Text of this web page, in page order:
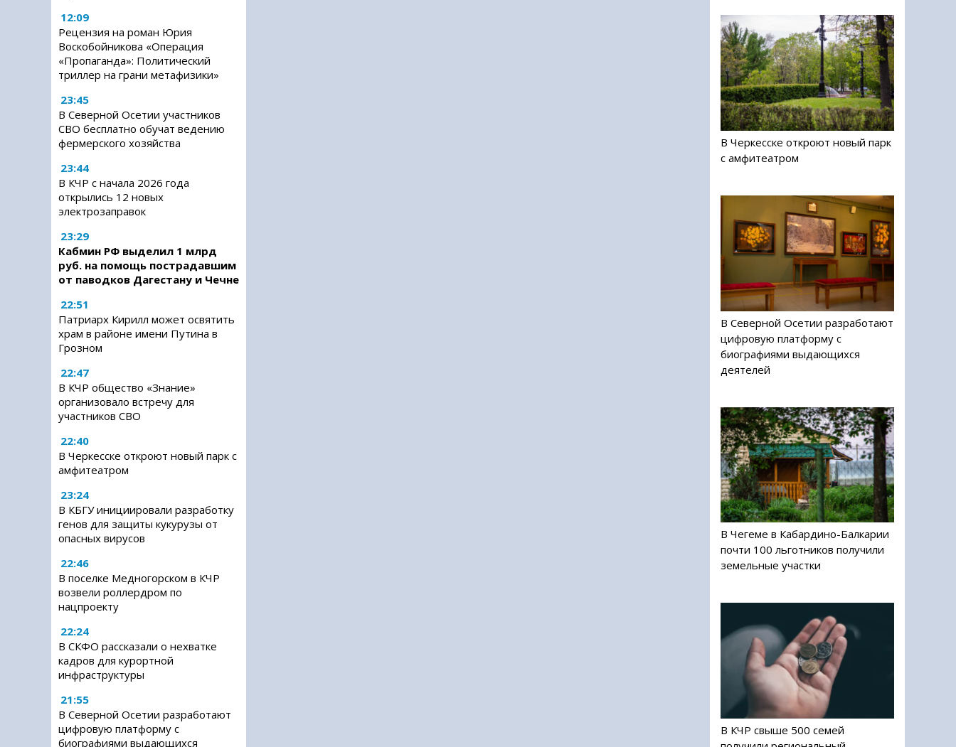
12:09
Рецензия на роман Юрия
Воскобойникова «Операция
«Пропаганда»: Политический
триллер на грани метафизики»
23:45
В Северной Осетии участников
СВО бесплатно обучат ведению
фермерского хозяйства
23:44
В КЧР с начала 2026 года
открылись 12 новых
электрозаправок
23:29
Кабмин РФ выделил 1 млрд
руб. на помощь пострадавшим
от паводков Дагестану и Чечне
22:51
Патриарх Кирилл может освятить
храм в районе имени Путина в
Грозном
22:47
В КЧР общество «Знание»
организовало встречу для
участников СВО
22:40
В Черкесске откроют новый парк с
амфитеатром
23:24
В КБГУ инициировали разработку
генов для защиты кукурузы от
опасных вирусов
22:46
В поселке Медногорском в КЧР
возвели роллердром по
нацпроекту
22:24
В СКФО рассказали о нехватке
кадров для курортной
инфраструктуры
21:55
В Северной Осетии разработают
цифровую платформу с
биографиями выдающихся
В Черкесске откроют новый парк
с амфитеатром
В Северной Осетии разработают
цифровую платформу с
биографиями выдающихся
деятелей
В Чегеме в Кабардино-Балкарии
почти 100 льготников получили
земельные участки
В КЧР свыше 500 семей